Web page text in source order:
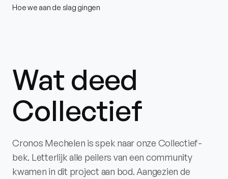
Hoe we aan de slag gingen
Wat deed
Collectief
Cronos Mechelen is spek naar onze Collectief-
bek. Letterlijk alle peilers van een community
kwamen in dit project aan bod. Aangezien de